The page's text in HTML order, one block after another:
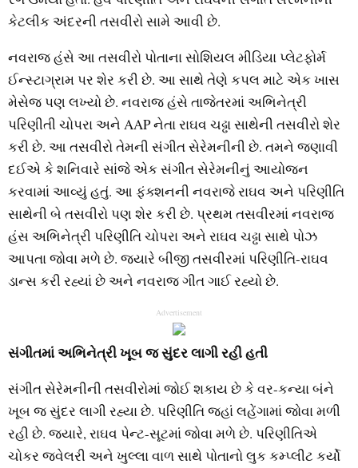
કેટલીક અંદરની તસવીરો સામે આવી છે.
નવરાજ હંસે આ તસવીરો પોતાના સોશિયલ મીડિયા પ્લેટફોર્મ
ઈન્સ્ટાગ્રામ પર શેર કરી છે. આ સાથે તેણે કપલ માટે એક ખાસ
મેસેજ પણ લખ્યો છે. નવરાજ હંસે તાજેતરમાં અભિનેત્રી
પરિણીતી ચોપરા અને AAP નેતા રાઘવ ચઢ્ઢા સાથેની તસવીરો શેર
કરી છે. આ તસવીરો તેમની સંગીત સેરેમનીની છે. તમને જણાવી
દઈએ કે શનિવારે સાંજે એક સંગીત સેરેમનીનું આયોજન
કરવામાં આવ્યું હતું. આ ફંક્શનની નવરાજે રાઘવ અને પરિણીતિ
સાથેની બે તસવીરો પણ શેર કરી છે. પ્રથમ તસવીરમાં નવરાજ
હંસ અભિનેત્રી પરિણીતિ ચોપરા અને રાઘવ ચઢ્ઢા સાથે પોઝ
આપતા જોવા મળે છે. જ્યારે બીજી તસવીરમાં પરિણીતિ-રાઘવ
ડાન્સ કરી રહ્યાં છે અને નવરાજ ગીત ગાઈ રહ્યો છે.
Advertisement
સંગીતમાં અભિનેત્રી ખૂબ જ સુંદર લાગી રહી હતી
સંગીત સેરેમનીની તસવીરોમાં જોઈ શકાય છે કે વર-કન્યા બંને
ખૂબ જ સુંદર લાગી રહ્યા છે. પરિણીતિ જહાં લહેંગામાં જોવા મળી
રહી છે. જ્યારે, રાઘવ પેન્ટ-સૂટમાં જોવા મળે છે. પરિણીતિએ
ચોકર જ્વેલરી અને ખુલ્લા વાળ સાથે પોતાનો લુક કમ્પ્લીટ કર્યો